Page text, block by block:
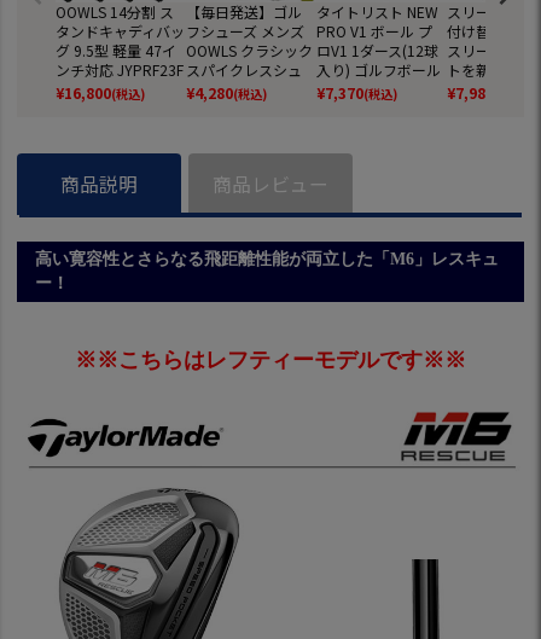
OOWLS 14分割 ス
タンドキャディバッ
グ 9.5型 軽量 47イ
ンチ対応 JYPRF23F
SB 【JYPER'Sオリ
ジナル商品】
¥16,800(税込)
【毎日発送】ゴル
フシューズ メンズ
OOWLS クラシック
スパイクレスシュ
ーズ JYPRF003 ス
パイクレスシューズ
f 防水 靴 グッズ お
スゴルフシューズ
普段履き ゴルフの
靴
¥4,280(税込)
タイトリスト NEW
PRO V1 ボール プ
ロV1 1ダース(12球
入り) ゴルフボール
2025年モデル TITL
EIST 日本正規品
¥7,370(税込)
スリーブ交換
付け替え お持
スリーブ付き
トを新たにご
スリーブへ付
ます 各メー
¥7,980
商品説明 商品レビュー
高い寛容性とさらなる飛距離性能が両立した「M6」レスキュ
ー！
※※こちらはレフティーモデルです※※